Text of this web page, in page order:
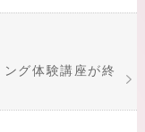
グ体験講座が終